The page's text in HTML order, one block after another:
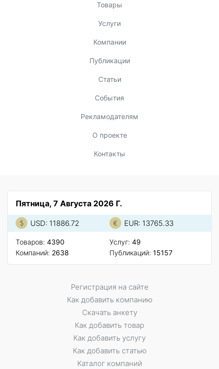
Товары
Услуги
Компании
Публикации
Статьи
События
Рекламодателям
О проекте
Контакты
Пятница, 7 Августа 2026 Г.
USD: 11886.72 EUR: 13765.33
Товаров: 4390
Компаний: 2638
Услуг: 49
Публикаций: 15157
Регистрация на сайте
Как добавить компанию
Скачать анкету
Как добавить товар
Как добавить услугу
Как добавить статью
Каталог компаний